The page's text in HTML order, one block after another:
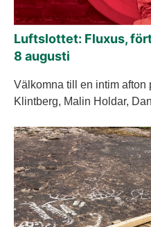
Luftslottet: Fluxus,
8 augusti
Välkomna till en intim afton
Klintberg, Malin Holdar,